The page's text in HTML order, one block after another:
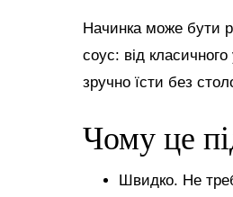
Начинка може бути
соус: від
зручно їсти без
Чому це
Швидко. Не